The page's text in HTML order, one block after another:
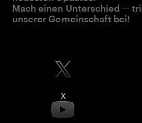
Mach einen Unterschied —
unserer Gemeinschaft bei!
X